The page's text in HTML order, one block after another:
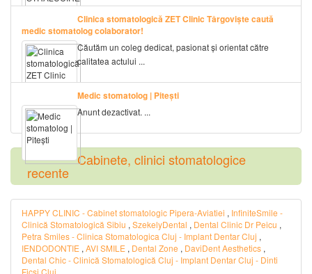
Clinica stomatologică ZET Clinic Târgoviște caută
medic stomatolog colaborator!
Căutăm un coleg dedicat, pasionat și orientat către
calitatea actului ...
Medic stomatolog | Pitești
Anunt dezactivat. ...
Cabinete, clinici stomatologice
recente
HAPPY CLINIC - Cabinet stomatologic Pipera-Aviatiei , InfiniteSmile -
Clinică Stomatologică Sibiu , SzekelyDental , Dental Clinic Dr Peicu ,
Petra Smiles - Clinica Stomatologica Cluj - Implant Dentar Cluj ,
IENDODONTIE , AVI SMILE , Dental Zone , DaviDent Aesthetics ,
Dental Chic - Clinică Stomatologică Cluj - Implant Dentar Cluj - Dinti
Ficsi Cluj